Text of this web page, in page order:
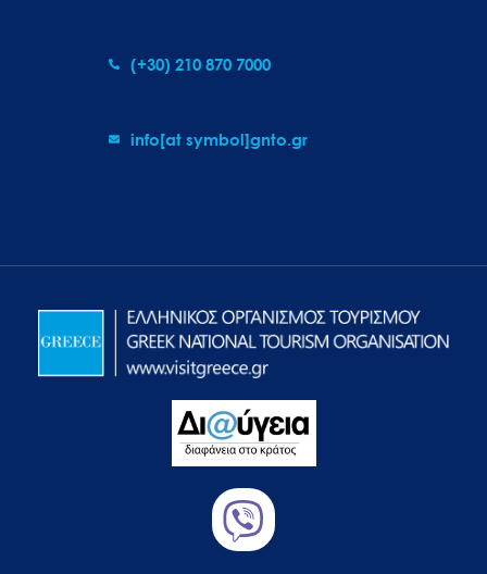
(+30) 210 870 7000
info[at symbol]gnto.gr